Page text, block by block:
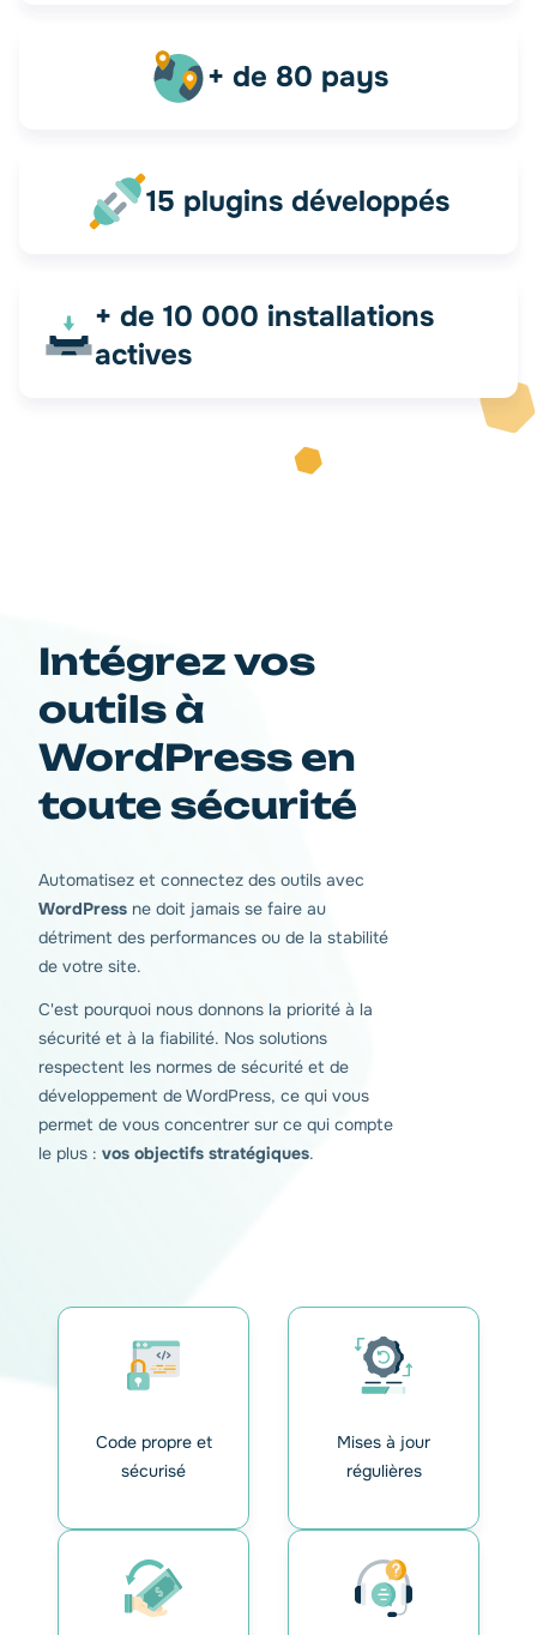
+ de 80 pays
15 plugins développés
+ de 10 000 installations
actives
Intégrez vos
outils à
WordPress en
toute sécurité
Automatisez et connectez des outils avec
WordPress ne doit jamais se faire au
détriment des performances ou de la stabilité
de votre site.
C'est pourquoi nous donnons la priorité à la
sécurité et à la fiabilité. Nos solutions
respectent les normes de sécurité et de
développement de WordPress, ce qui vous
permet de vous concentrer sur ce qui compte
le plus : vos objectifs stratégiques.
Code propre et
sécurisé
Mises à jour
régulières